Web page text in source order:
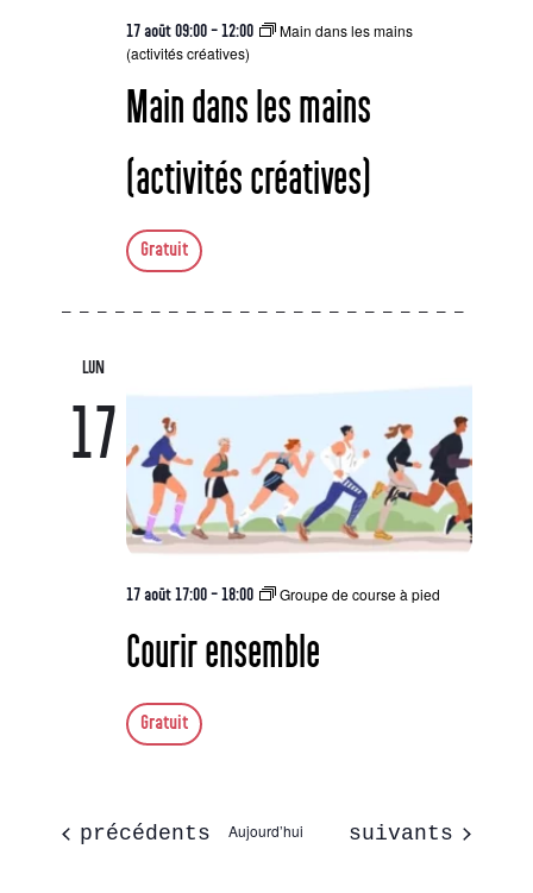
Main dans les mains
(activités créatives)
17 août 09:00-12:00
Main dans les mains
(activités créatives)
Gratuit
LUN
17
Courir ensemble
17 août 17:00-18:00 Groupe de course à pied
Gratuit
Évènements
précédents Aujourd’hui Évènements
suivants